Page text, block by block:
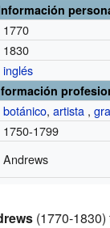
1770
1830
inglés
botánico,artista ,
1750-1799
Andrews
(1770-